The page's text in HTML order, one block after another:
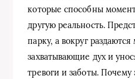
которые способны
другую реальность.
парку, а вокруг
захватывающие дух и
тревоги и заботы. Почему